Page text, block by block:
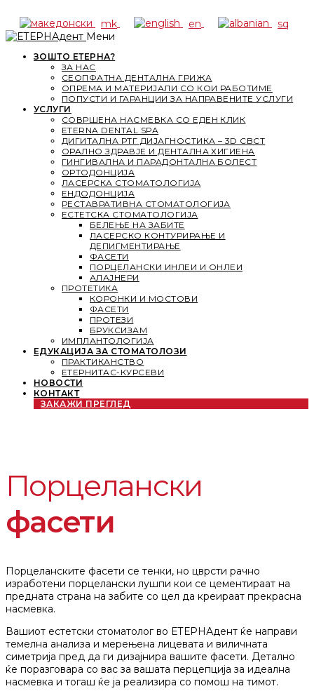
mk en
sq
Мени
ЗОШТО ЕТЕРНА?
ЗА НАС
СЕОПФАТНА ДЕНТАЛНА ГРИЖА
ОПРЕМА И МАТЕРИЈАЛИ СО КОИ РАБОТИМЕ
ПОПУСТИ И ГАРАНЦИИ ЗА НАПРАВЕНИТЕ УСЛУГИ
УСЛУГИ
СОВРШЕНА НАСМЕВКА СО ЕДЕН КЛИК
ETERNA DENTAL SPA
ДИГИТАЛНА РТГ ДИЈАГНОСТИКА – 3D CBCT
ОРАЛНО ЗДРАВЈЕ И ДЕНТАЛНА ХИГИЕНА
ГИНГИВАЛНА И ПАРАДОНТАЛНА БОЛЕСТ
ОРТОДОНЦИЈА
ЛАСЕРСКА СТОМАТОЛОГИЈА
ЕНДОДОНЦИЈА
РЕСТАВРАТИВНА СТОМАТОЛОГИЈА
ЕСТЕТСКА СТОМАТОЛОГИЈА
БЕЛЕЊЕ НА ЗАБИТЕ
ЛАСЕРСКО КОНТУРИРАЊЕ И
ДЕПИГМЕНТИРАЊЕ
ФАСЕТИ
ПОРЦЕЛАНСКИ ИНЛЕИ И ОНЛЕИ
АЛАЈНЕРИ
ПРОТЕТИКА
КОРОНКИ И МОСТОВИ
ФАСЕТИ
ПРОТЕЗИ
БРУКСИЗАМ
ИМПЛАНТОЛОГИЈА
ЕДУКАЦИЈА ЗА СТОМАТОЛОЗИ
ПРАКТИКАНСТВО
ЕТЕРНИТАС-КУРСЕВИ
НОВОСТИ
КОНТАКТ
ЗАКАЖИ ПРЕГЛЕД
Порцелански
фасети
Порцеланските фасети се тенки, но цврсти рачно
изработени порцелански лушпи кои се цементираат на
предната страна на забите со цел да креираат прекрасна
насмевка.
Вашиот естетски стоматолог во ЕТЕРНАдент ќе направи
темелна анализа и мерењена лицевата и виличната
симетрија пред да ги дизајнира вашите фасети. Детално
ќе поразговара со вас за вашата перцепција за идеална
насмевка и тогаш ќе ја реализира со помош на тимот.